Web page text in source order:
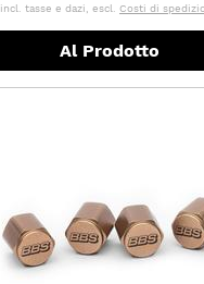
incl. tasse e dazi, escl. Costi di
Al Prodotto